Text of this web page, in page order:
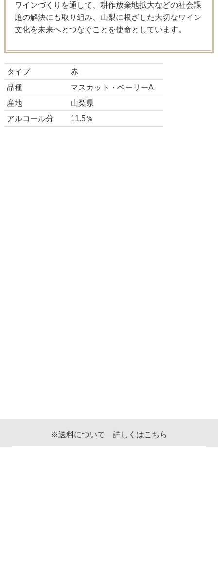
ワインづくりを通して、耕作放棄地拡大などの社会課
題の解決にも取り組み、山梨に根ざした大切なワイン
文化を未来へとつなぐことを使命としています。
タイプ
赤
品種
マスカット・ベーリーA
産地
山梨県
アルコール分
11.5％
※送料について 詳しくはこちら